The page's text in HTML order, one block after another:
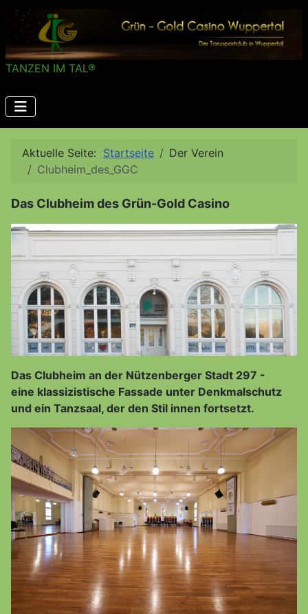
TANZEN IM TAL®
Aktuelle Seite: Startseite
Der Verein
Clubheim_des_GGC
Das Clubheim des Grün-Gold Casino
Das Clubheim an der Nützenberger Stadt 297 -
eine klassizistische Fassade unter Denkmalschutz
und ein Tanzsaal, der den Stil innen fortsetzt.